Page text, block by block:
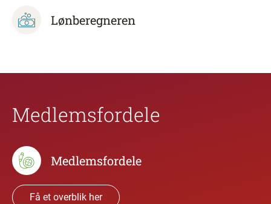
Lønberegneren
Medlemsfordele
Medlemsfordele
Få et overblik her